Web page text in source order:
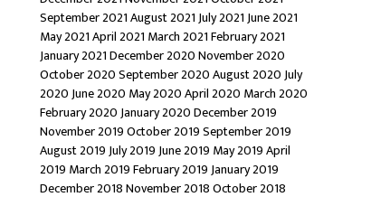
September 2021August 2021July 2021June 2021
May 2021April 2021 March 2021February 2021
January 2021December 2020November 2020
October 2020September 2020August 2020July
2020June 2020 May 2020April 2020 March 2020
February 2020January 2020December 2019
November 2019October 2019September 2019
August 2019July 2019June 2019 May 2019April
2019 March 2019February 2019January 2019
December 2018November 2018October 2018